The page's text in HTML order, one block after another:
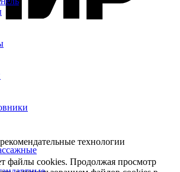
технологии
файлы cookies. Продолжая просмотр